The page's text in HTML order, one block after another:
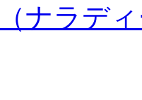
ナラデ